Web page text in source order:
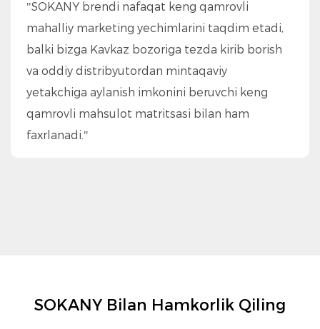
"SOKANY brendi nafaqat keng qamrovli
mahalliy marketing yechimlarini taqdim etadi,
balki bizga Kavkaz bozoriga tezda kirib borish
va oddiy distribyutordan mintaqaviy
yetakchiga aylanish imkonini beruvchi keng
qamrovli mahsulot matritsasi bilan ham
faxrlanadi."
SOKANY Bilan Hamkorlik Qiling